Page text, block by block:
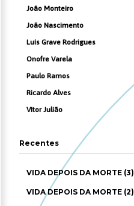
João Monteiro
João Nascimento
Luís Grave Rodrigues
Onofre Varela
Paulo Ramos
Ricardo Alves
Vítor Julião
Recentes
VIDA DEPOIS DA MORTE (3)
VIDA DEPOIS DA MORTE (2)